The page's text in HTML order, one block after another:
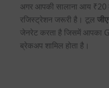
अगर आपकी सालाना आय ₹20
रजिस्ट्रेशन जरूरी है। टूल
जेनरेट करता है जिसमें आपका
ब्रेकअप शामिल होता है।